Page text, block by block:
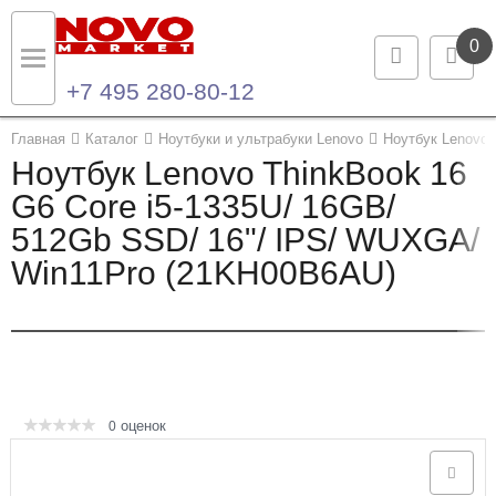
0
+7 495 280-80-12
Главная Каталог Ноутбуки и ультрабуки Lenovo Ноутбук Lenovo
Ноутбук Lenovo ThinkBook 16
G6 Core i5-1335U/ 16GB/
512Gb SSD/ 16"/ IPS/ WUXGA/
Win11Pro (21KH00B6AU)
0 оценок
Назад
Каталог продукции
Ноутбуки и ультрабуки
Компьютеры
Опции и комплектующие
Назад
Контакты
Контактная информация